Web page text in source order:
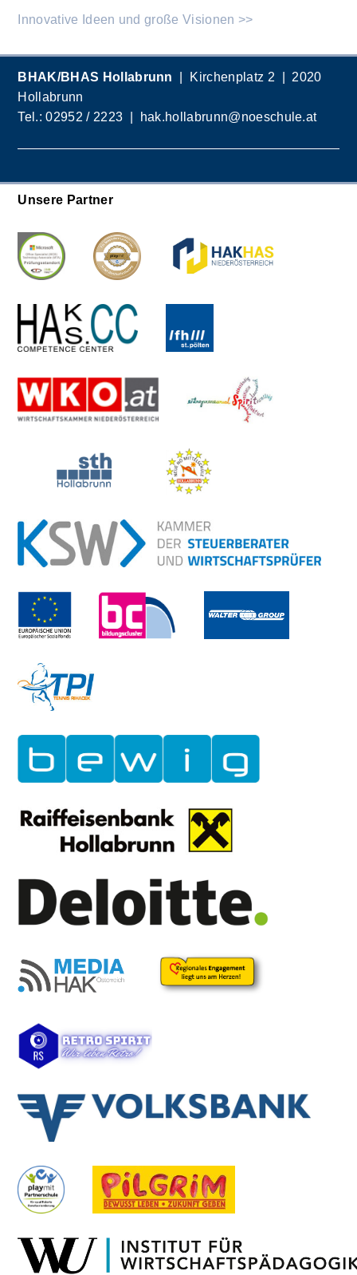
Innovative Ideen und große Visionen >>
BHAK/BHAS Hollabrunn
| Kirchenplatz 2 | 2020
Hollabrunn
Tel.:02952 / 2223 | hak.hollabrunn@noeschule.at
Unsere Partner